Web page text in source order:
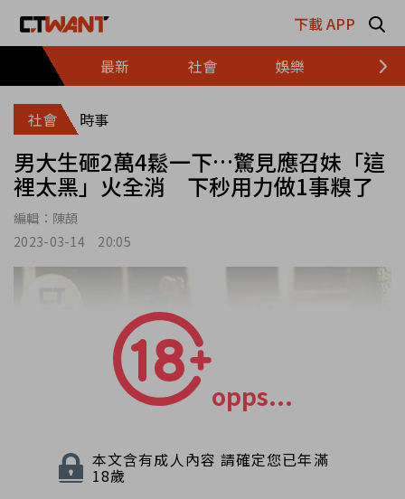
下載 APP
最新
社會 娛樂 財經
社會 時事
男大生砸2萬4鬆一下…驚見應召妹「這
裡太黑」火全消 下秒用力做1事糗了
編輯： 陳頡
2023-03-14 20:05
本文含有成人內容 請確定您已年滿
18歲